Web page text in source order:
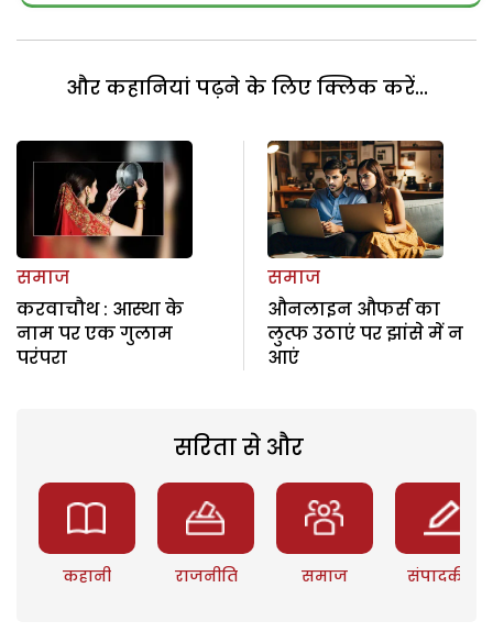
और कहानियां पढ़ने के लिए क्लिक करें...
समाज
करवाचौथ : आस्था के
नाम पर एक गुलाम
परंपरा
समाज
औनलाइन औफर्स का
लुत्फ उठाएं पर झांसे में न
आएं
सरिता से और
कहानी राजनीति समाज संपादकीय